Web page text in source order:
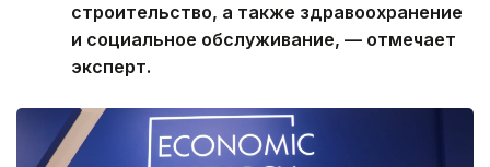
строительство, а также здравоохранение
и социальное обслуживание, — отмечает
эксперт.